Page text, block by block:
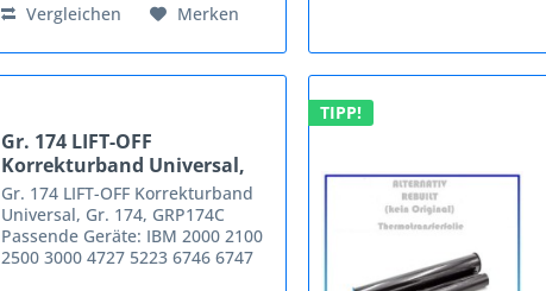
Vergleichen Merken
Gr. 174 LIFT-OFF
Korrekturband Universal,
Gr....
Gr. 174 LIFT-OFF Korrekturband
Universal, Gr. 174, GRP174C
Passende Geräte: IBM 2000 2100
2500 3000 4727 5223 6746 6747
TIPP!